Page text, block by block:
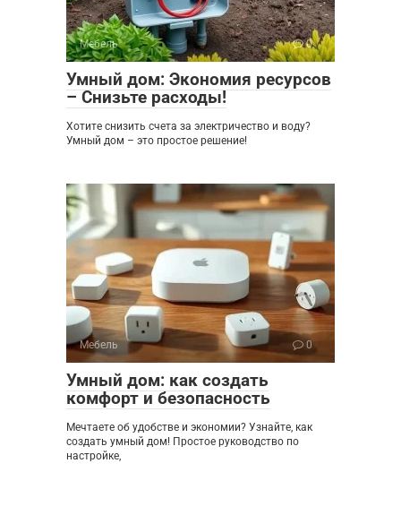
Мебель 0
Умный дом: Экономия ресурсов
– Снизьте расходы!
Хотите снизить счета за электричество и воду?
Умный дом – это простое решение!
Мебель 0
Умный дом: как создать
комфорт и безопасность
Мечтаете об удобстве и экономии? Узнайте, как
создать умный дом! Простое руководство по
настройке,